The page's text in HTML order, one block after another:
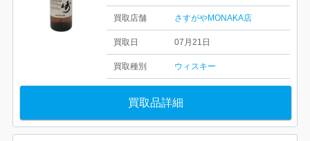
買取店舗 さすがやMONAKA店
買取日 07月21日
買取種別 ウィスキー
買取品詳細